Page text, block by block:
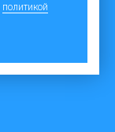
политикой